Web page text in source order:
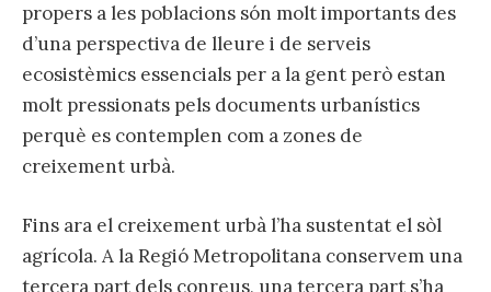
propers a les poblacions són molt importants des
d’una perspectiva de lleure i de serveis
ecosistèmics essencials per a la gent però estan
molt pressionats pels documents urbanístics
perquè es contemplen com a zones de
creixement urbà.
Fins ara el creixement urbà l’ha sustentat el sòl
agrícola. A la Regió Metropolitana conservem una
tercera part dels conreus, una tercera part s’ha